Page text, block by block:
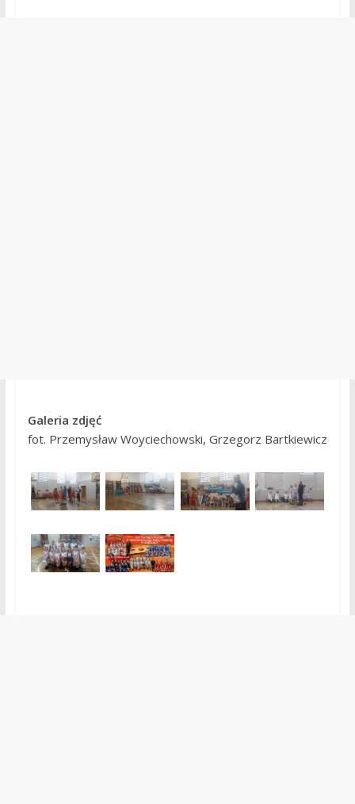
Galeria zdjęć
fot. Przemysław Woyciechowski, Grzegorz Bartkiewicz